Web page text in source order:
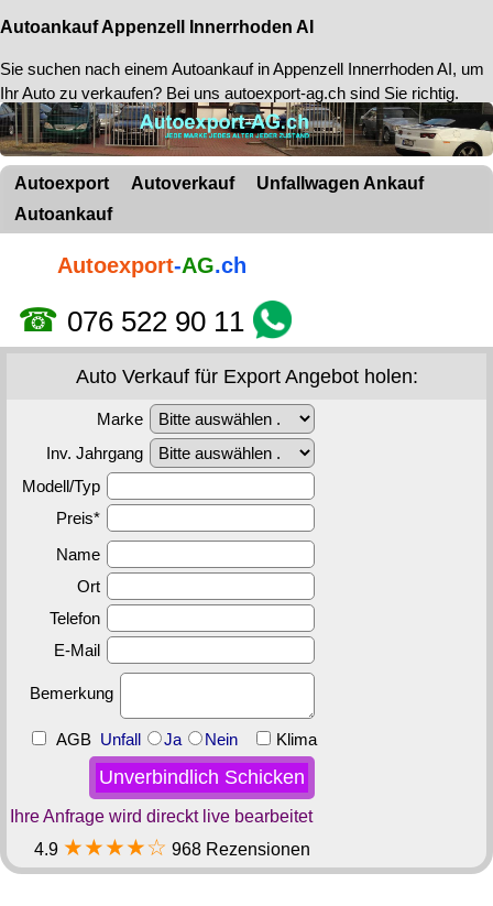
Autoankauf Appenzell Innerrhoden AI
Sie suchen nach einem Autoankauf in Appenzell Innerrhoden AI, um
Ihr Auto zu verkaufen? Bei uns autoexport-ag.ch sind Sie richtig.